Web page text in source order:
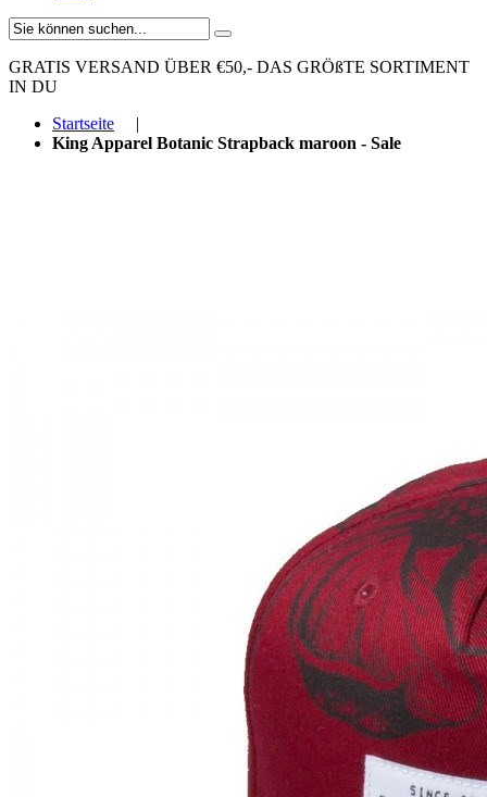
GRATIS VERSAND ÜBER €50,- DAS GRÖßTE SORTIMENT
IN DU
Startseite
|
King Apparel Botanic Strapback maroon - Sale